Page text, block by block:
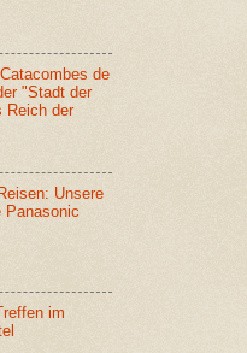
de
"Stadt der
Reich der
Unsere
Panasonic
im